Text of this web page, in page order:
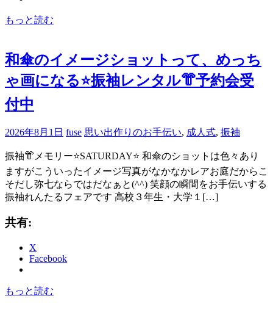
もっと読む
和傘のイメージショットって、めっち
ゃ画になる⭐️振袖レンタル👘予約会受
付中
2026年8月1日 fuse 思い出作りのお手伝い, 成人式, 振袖
振袖👘メモリー⭐️SATURDAY⭐️ 和傘のショットは色々あり
ますがこういったイメージ写真がなかなかレアお庭だからこ
そだし弥七ならではだなぁと(^^) 笑顔の瞬間をお手伝いする
振袖れんたるフェアです 高校３年生・大学１[…]
共有:
X
Facebook
もっと読む